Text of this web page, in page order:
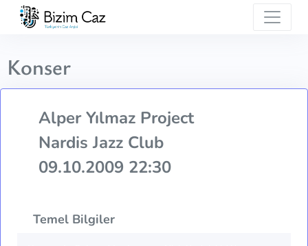
Konser
Alper Yılmaz Project
Nardis Jazz Club
09.10.2009 22:30
Temel Bilgiler